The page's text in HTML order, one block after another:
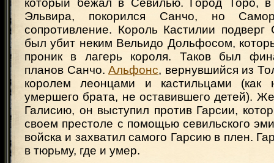
который бежал в Севилью. Город Торо, в
Эльвира, покорился Санчо, но
сопротивление. Король Кастилии
был убит неким Вельидо Дольфосом,
проник в лагерь короля. Таков был
планов Санчо.Альфонс, вернувшийся из
королем леонцами и кастильцами (как
умершего брата, не оставившего детей).
Галисию, он выступил против Гарсии,
своем престоле с помощью севильского
войска и захватил самого Гарсию в плен.
в тюрьму, где и умер.